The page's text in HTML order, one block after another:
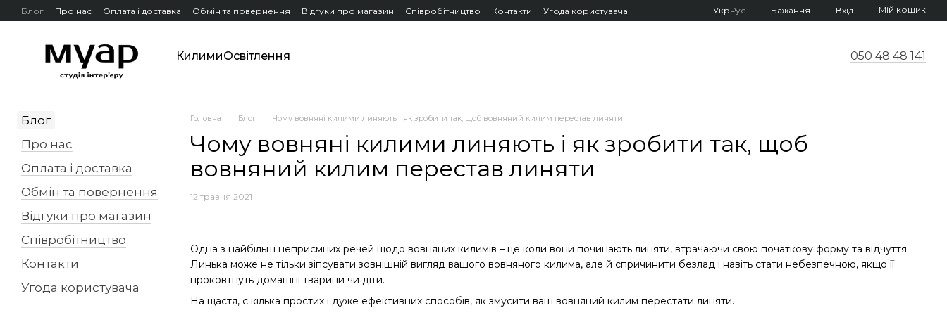
Перейти до основного контенту
Блог Про нас Оплата і доставка Обмін та повернення Відгуки про магазин Співробітництво Контакти Угода користувача УкрРус Бажання Вхід Мій кошик
КилимиОсвітлення 050 48 48 141
Головна Блог Чому вовняні килими линяють і як зробити так, щоб вовняний килим перестав линяти
Чому вовняні килими линяють і як зробити так, щоб
вовняний килим перестав линяти
12 травня 2021
Одна з найбільш неприємних речей щодо вовняних килимів – це коли вони починають линяти, втрачаючи свою початкову форму та відчуття.
Линька може не тільки зіпсувати зовнішній вигляд вашого вовняного килима, але й спричинити безлад і навіть стати небезпечною, якщо її
проковтнуть домашні тварини чи діти.
На щастя, є кілька простих і дуже ефективних способів, як змусити ваш вовняний килим перестати линяти.
Блог
Про нас
Оплата і доставка
Обмін та повернення
Відгуки про магазин
Співробітництво
Контакти
Угода користувача